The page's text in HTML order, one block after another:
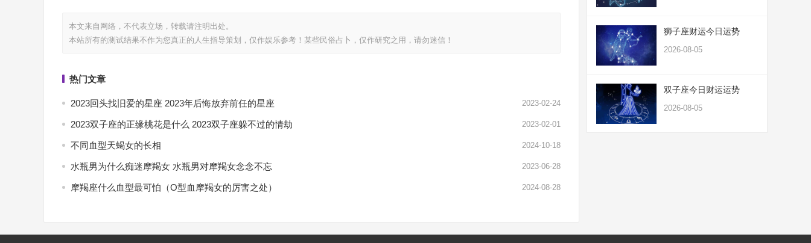
本文来自网络，不代表立场，转载请注明出处。
本站所有的测试结果不作为您真正的人生指导策划，仅作娱乐参考！某些民俗占卜，仅作研究之用，请勿迷信！
热门文章
2023回头找旧爱的星座 2023年后悔放弃前任的星座 2023-02-24
2023双子座的正缘桃花是什么 2023双子座躲不过的情劫 2023-02-01
不同血型天蝎女的长相 2024-10-18
水瓶男为什么痴迷摩羯女 水瓶男对摩羯女念念不忘 2023-06-28
摩羯座什么血型最可怕（O型血摩羯女的厉害之处） 2024-08-28
狮子座财运今日运势
2026-08-05
双子座今日财运运势
2026-08-05